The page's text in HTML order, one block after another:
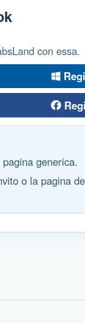
con essa.
generica.
o la pagina